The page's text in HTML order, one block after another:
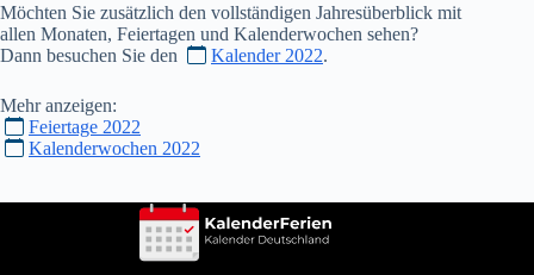
Möchten Sie zusätzlich den vollständigen Jahresüberblick mit
allen Monaten, Feiertagen und Kalenderwochen sehen?
Dann besuchen Sie den
Kalender 2022.
Mehr anzeigen:
Feiertage 2022
Kalenderwochen 2022